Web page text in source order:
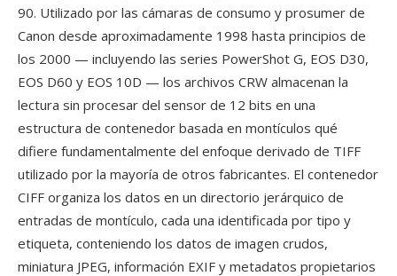
90. Utilizado por las cámaras de consumo y prosumer de
Canon desde aproximadamente 1998 hasta principios de
los 2000 — incluyendo las series PowerShot G, EOS D30,
EOS D60 y EOS 10D — los archivos CRW almacenan la
lectura sin procesar del sensor de 12 bits en una
estructura de contenedor basada en montículos qué
difiere fundamentalmente del enfoque derivado de TIFF
utilizado por la mayoría de otros fabricantes. El contenedor
CIFF organiza los datos en un directorio jerárquico de
entradas de montículo, cada una identificada por tipo y
etiqueta, conteniendo los datos de imagen crudos,
miniatura JPEG, información EXIF y metadatos propietarios